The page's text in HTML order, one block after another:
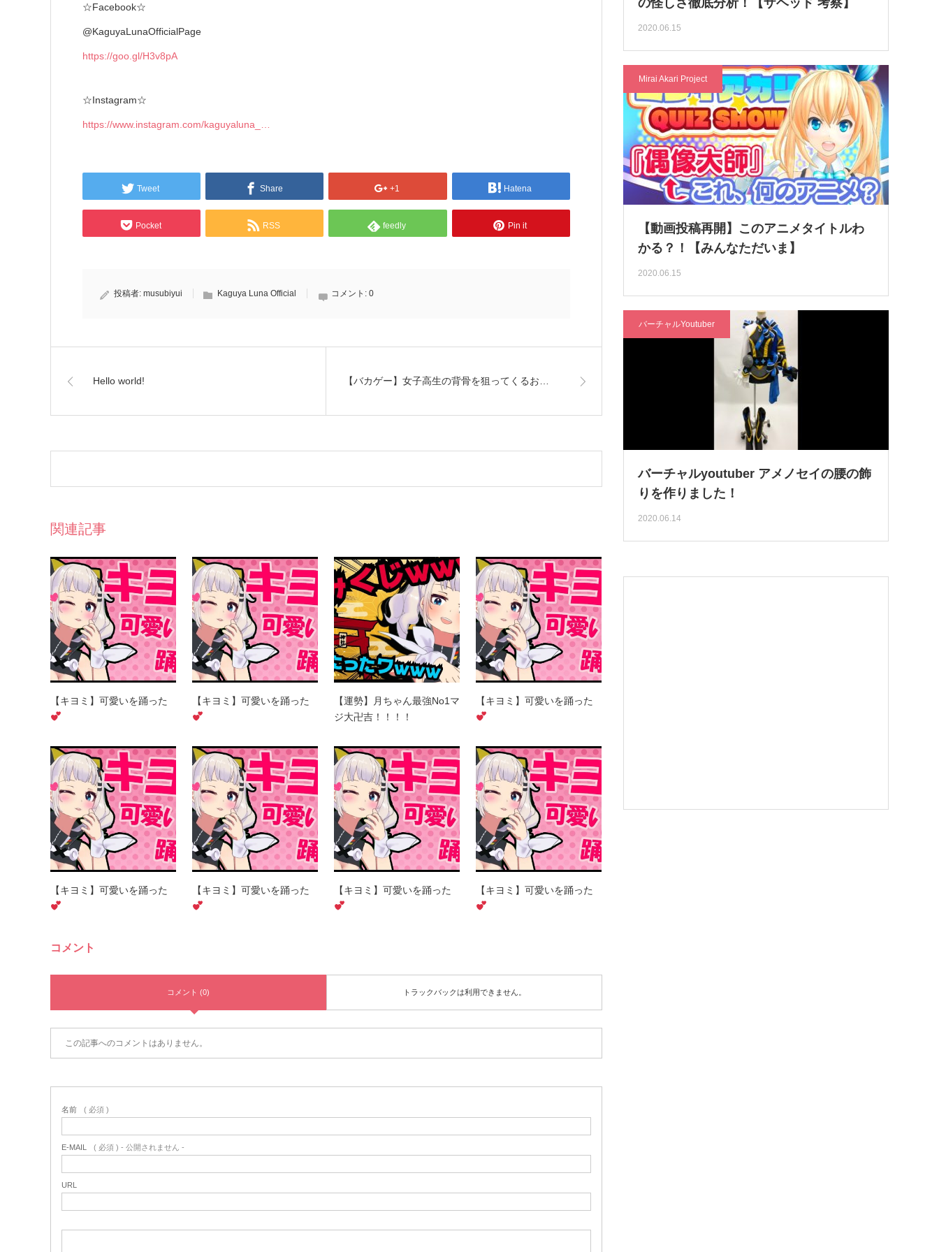
☆Facebook☆
@KaguyaLunaOfficialPage
https://goo.gl/H3v8pA
☆Instagram☆
https://www.instagram.com/kaguyaluna_…
Tweet Share +1 Hatena
Pocket RSS feedly Pin it
投稿者: musubiyui Kaguya Luna Official コメント: 0
Hello world! 【バカゲー】女子高生の背骨を狙ってくるお…
関連記事
【キヨミ】可愛いを踊った 【キヨミ】可愛いを踊った
【運勢】月ちゃん最強No1マ
ジ大卍吉！！！！
【キヨミ】可愛いを踊った
【キヨミ】可愛いを踊った 【キヨミ】可愛いを踊った 【キヨミ】可愛いを踊った 【キヨミ】可愛いを踊った
コメント
コメント (0) トラックバックは利用できません。
この記事へのコメントはありません。
名前 ( 必須 )
E-MAIL ( 必須 ) - 公開されません -
URL
の怪しさ徹底分析！【ザヘッド 考察】
2020.06.15
Mirai Akari Project
【動画投稿再開】このアニメタイトルわ
かる？！【みんなただいま】
2020.06.15
バーチャルYoutuber
バーチャルyoutuber アメノセイの腰の飾
りを作りました！
2020.06.14